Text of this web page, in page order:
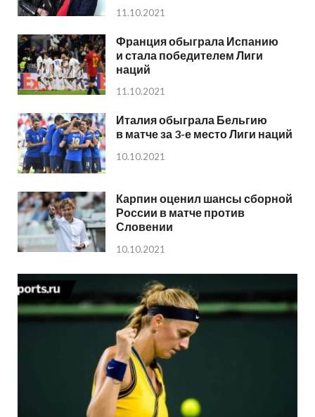
11.10.2021
Франция обыграла Испанию
и стала победителем Лиги
наций
11.10.2021
Италия обыграла Бельгию
в матче за 3-е место Лиги наций
10.10.2021
Карпин оценил шансы сборной
России в матче против
Словении
10.10.2021